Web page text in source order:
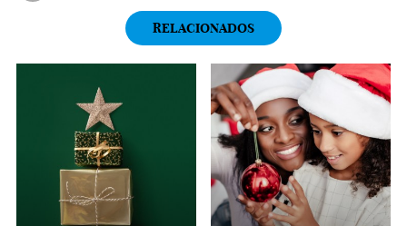
RELACIONADOS